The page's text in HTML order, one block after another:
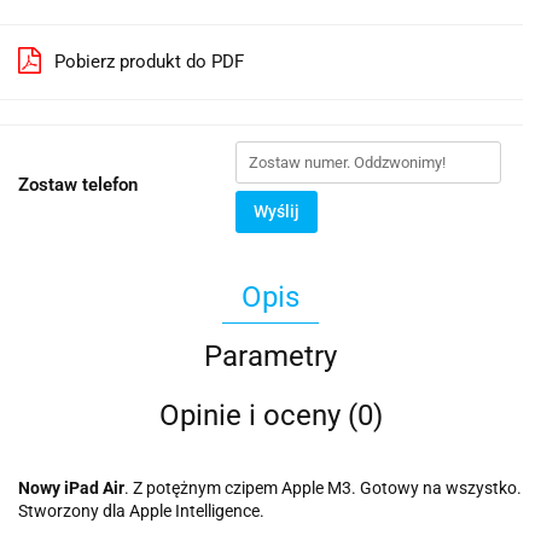
Pobierz produkt do PDF
Zostaw telefon
Wyślij
Opis
Parametry
Opinie i oceny (0)
Nowy iPad Air. Z potężnym czipem Apple M3. Gotowy na wszystko.
Stworzony dla Apple Intelligence.